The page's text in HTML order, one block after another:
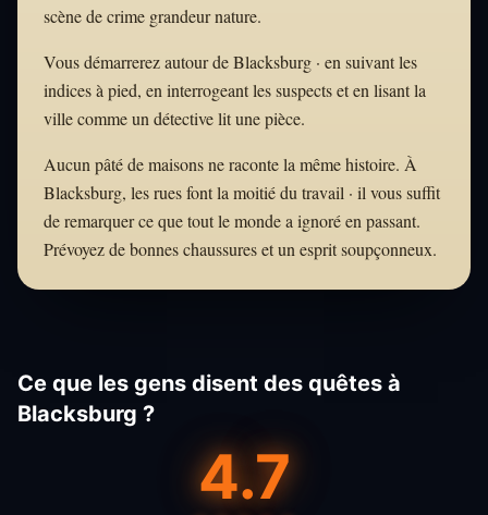
scène de crime grandeur nature.
Vous démarrerez autour de Blacksburg · en suivant les
indices à pied, en interrogeant les suspects et en lisant la
ville comme un détective lit une pièce.
Aucun pâté de maisons ne raconte la même histoire. À
Blacksburg, les rues font la moitié du travail · il vous suffit
de remarquer ce que tout le monde a ignoré en passant.
Prévoyez de bonnes chaussures et un esprit soupçonneux.
Ce que les gens disent des quêtes à
Blacksburg ?
4.7